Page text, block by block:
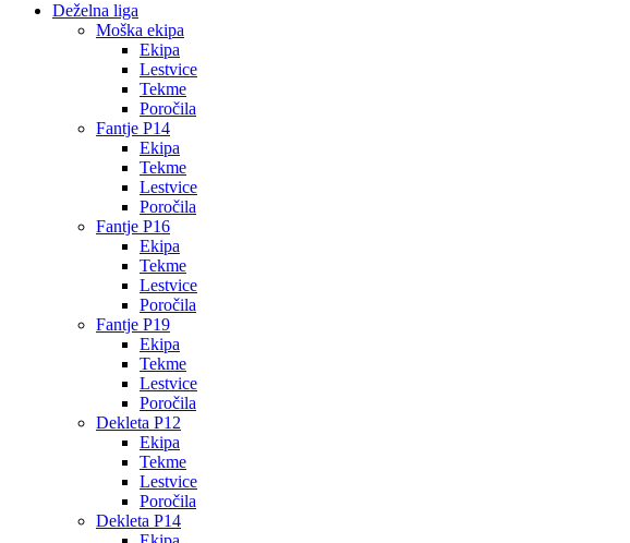
Deželna liga
Moška ekipa
Ekipa
Lestvice
Tekme
Poročila
Fantje P14
Ekipa
Tekme
Lestvice
Poročila
Fantje P16
Ekipa
Tekme
Lestvice
Poročila
Fantje P19
Ekipa
Tekme
Lestvice
Poročila
Dekleta P12
Ekipa
Tekme
Lestvice
Poročila
Dekleta P14